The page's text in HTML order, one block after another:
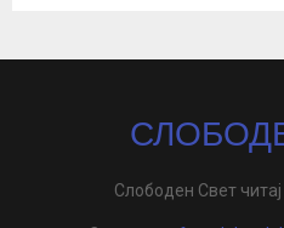
Слободен Свет